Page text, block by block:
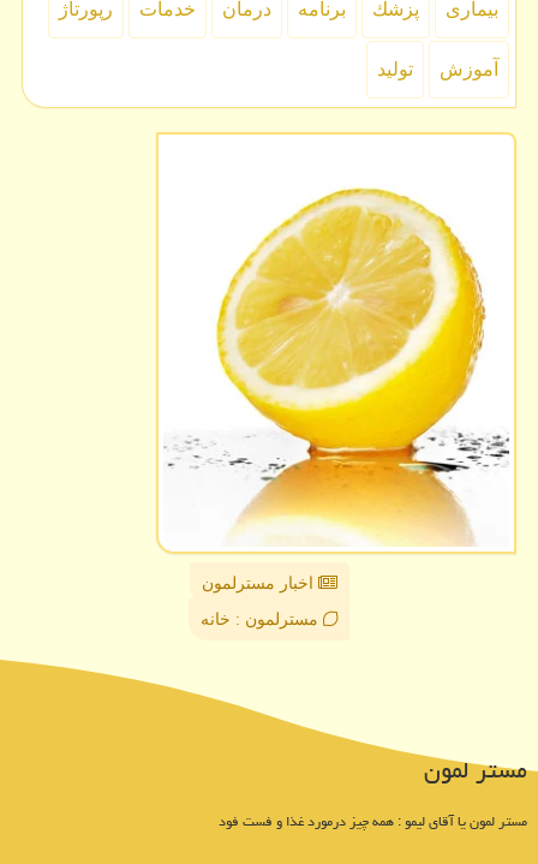
بیماری پزشك برنامه درمان خدمات رپورتاژ
آموزش تولید
اخبار مسترلمون
مسترلمون : خانه
مستر لمون
مستر لمون یا آقای لیمو : همه چیز درمورد غذا و فست فود